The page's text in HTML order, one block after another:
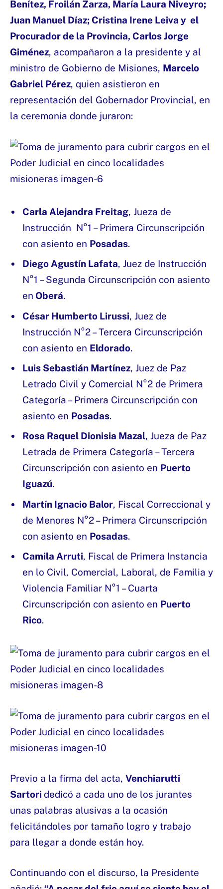
Benítez, Froilán Zarza, María Laura Niveyro;
Juan Manuel Díaz; Cristina Irene Leiva y el
Procurador de la Provincia, Carlos Jorge
Giménez, acompañaron a la presidente y al
ministro de Gobierno de Misiones, Marcelo
Gabriel Pérez, quien asistieron en
representación del Gobernador Provincial, en
la ceremonia donde juraron:
Carla Alejandra Freitag, Jueza de
Instrucción N°1 – Primera Circunscripción
con asiento en Posadas.
Diego Agustín Lafata, Juez de Instrucción
N°1 – Segunda Circunscripción con asiento
en Oberá.
César Humberto Lirussi, Juez de
Instrucción N°2 – Tercera Circunscripción
con asiento en Eldorado.
Luis Sebastián Martínez, Juez de Paz
Letrado Civil y Comercial N°2 de Primera
Categoría – Primera Circunscripción con
asiento en Posadas.
Rosa Raquel Dionisia Mazal, Jueza de Paz
Letrada de Primera Categoría – Tercera
Circunscripción con asiento en Puerto
Iguazú.
Martín Ignacio Balor, Fiscal Correccional y
de Menores N°2 – Primera Circunscripción
con asiento en Posadas.
Camila Arruti, Fiscal de Primera Instancia
en lo Civil, Comercial, Laboral, de Familia y
Violencia Familiar N°1 – Cuarta
Circunscripción con asiento en Puerto
Rico.
Previo a la firma del acta, Venchiarutti
Sartori dedicó a cada uno de los jurantes
unas palabras alusivas a la ocasión
felicitándoles por tamaño logro y trabajo
para llegar a donde están hoy.
Continuando con el discurso, la Presidente